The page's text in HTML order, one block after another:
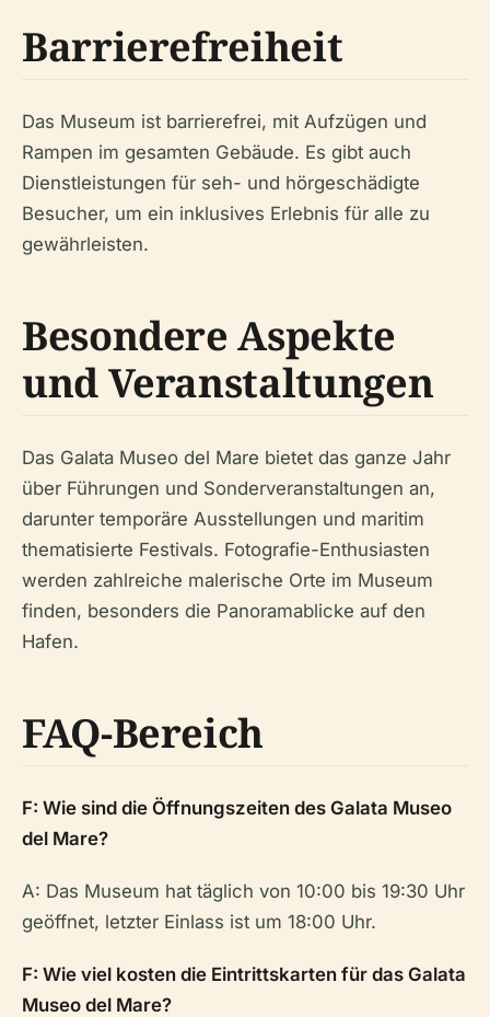
Barrierefreiheit
Das Museum ist barrierefrei, mit Aufzügen und
Rampen im gesamten Gebäude. Es gibt auch
Dienstleistungen für seh- und hörgeschädigte
Besucher, um ein inklusives Erlebnis für alle zu
gewährleisten.
Besondere Aspekte
und Veranstaltungen
Das Galata Museo del Mare bietet das ganze Jahr
über Führungen und Sonderveranstaltungen an,
darunter temporäre Ausstellungen und maritim
thematisierte Festivals. Fotografie-Enthusiasten
werden zahlreiche malerische Orte im Museum
finden, besonders die Panoramablicke auf den
Hafen.
FAQ-Bereich
F: Wie sind die Öffnungszeiten des Galata Museo
del Mare?
A: Das Museum hat täglich von 10:00 bis 19:30 Uhr
geöffnet, letzter Einlass ist um 18:00 Uhr.
F: Wie viel kosten die Eintrittskarten für das Galata
Museo del Mare?